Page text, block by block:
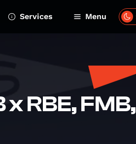
Services Menu
RBE, FMB,